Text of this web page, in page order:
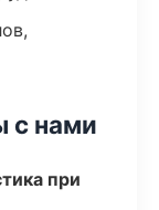
с нами
при